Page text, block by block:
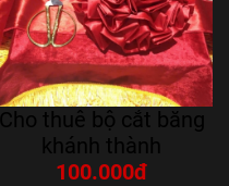
Cho thuê bộ cắt băng
khánh thành
100.000đ